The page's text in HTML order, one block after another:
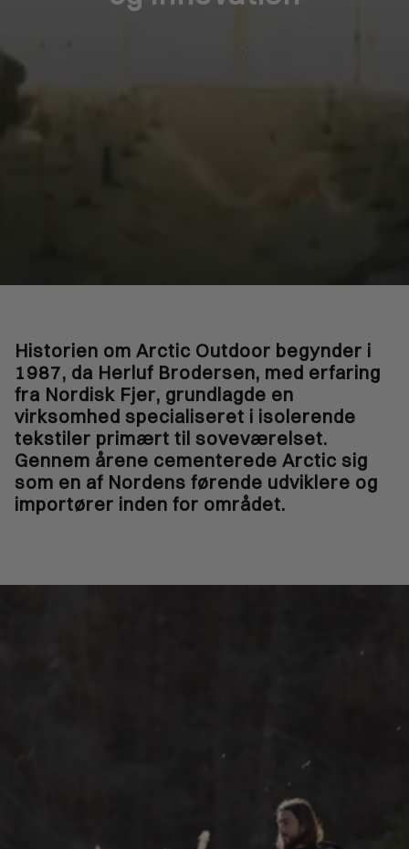
Historien om Arctic Outdoor begynder i
1987, da Herluf Brodersen, med erfaring
fra Nordisk Fjer, grundlagde en
virksomhed specialiseret i isolerende
tekstiler primært til soveværelset.
Gennem årene cementerede Arctic sig
som en af Nordens førende udviklere og
importører inden for området.